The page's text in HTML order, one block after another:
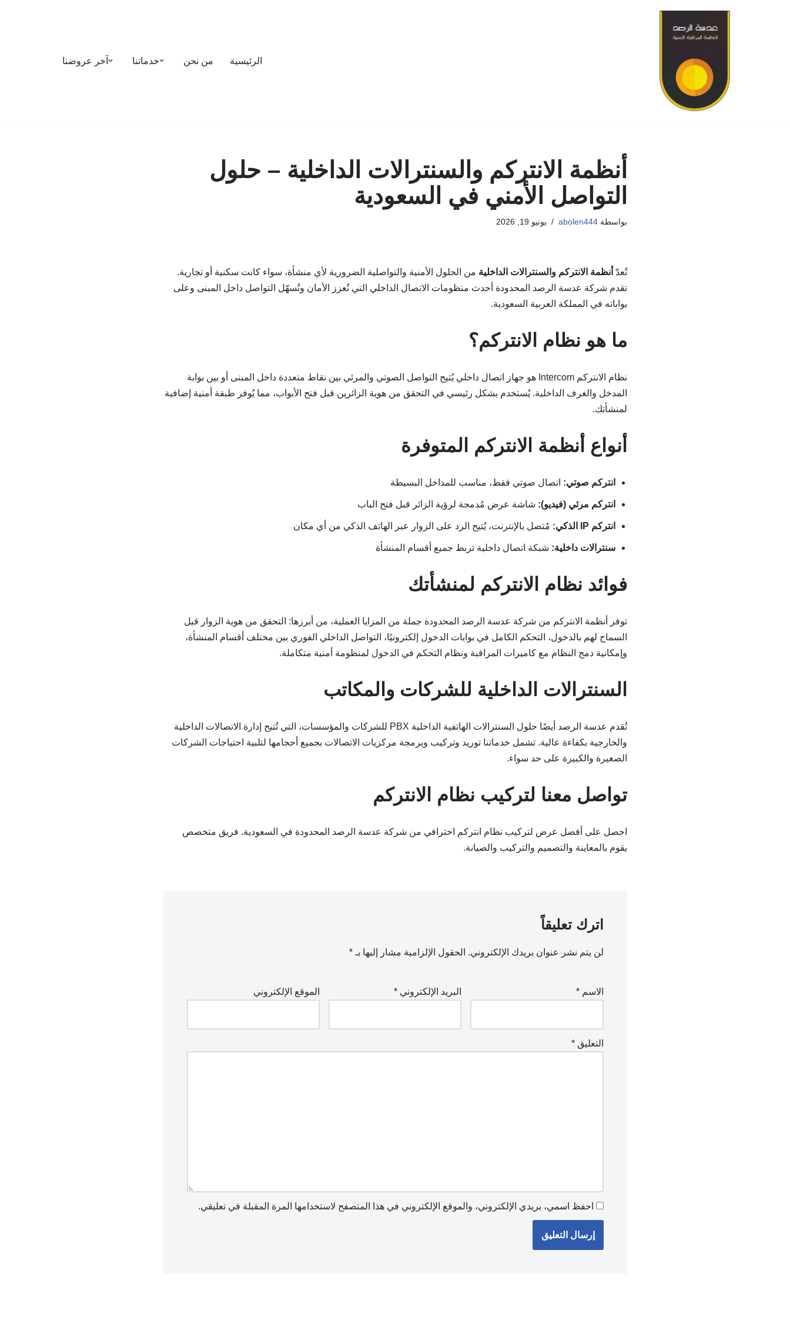
الرئيسية من نحن خدماتنا آخر عروضنا
أنظمة الانتركم والسنترالات الداخلية – حلول
التواصل الأمني في السعودية
بواسطةabolen444 يونيو 19, 2026
تُعدّ أنظمة الانتركم والسنترالات الداخلية من الحلول الأمنية والتواصلية الضرورية لأي منشأة، سواء كانت سكنية أو تجارية.
تقدم شركة عدسة الرصد المحدودة أحدث منظومات الاتصال الداخلي التي تُعزز الأمان وتُسهّل التواصل داخل المبنى وعلى
بواباته في المملكة العربية السعودية.
ما هو نظام الانتركم؟
نظام الانتركم Intercom هو جهاز اتصال داخلي يُتيح التواصل الصوتي والمرئي بين نقاط متعددة داخل المبنى أو بين بوابة
المدخل والغرف الداخلية. يُستخدم بشكل رئيسي في التحقق من هوية الزائرين قبل فتح الأبواب، مما يُوفر طبقة أمنية إضافية
لمنشأتك.
أنواع أنظمة الانتركم المتوفرة
انتركم صوتي: اتصال صوتي فقط، مناسب للمداخل البسيطة
انتركم مرئي (فيديو): شاشة عرض مُدمجة لرؤية الزائر قبل فتح الباب
انتركم IP الذكي: مُتصل بالإنترنت، يُتيح الرد على الزوار عبر الهاتف الذكي من أي مكان
سنترالات داخلية: شبكة اتصال داخلية تربط جميع أقسام المنشأة
فوائد نظام الانتركم لمنشأتك
توفر أنظمة الانتركم من شركة عدسة الرصد المحدودة جملة من المزايا العملية، من أبرزها: التحقق من هوية الزوار قبل
السماح لهم بالدخول، التحكم الكامل في بوابات الدخول إلكترونيًا، التواصل الداخلي الفوري بين مختلف أقسام المنشأة،
وإمكانية دمج النظام مع كاميرات المراقبة ونظام التحكم في الدخول لمنظومة أمنية متكاملة.
السنترالات الداخلية للشركات والمكاتب
تُقدم عدسة الرصد أيضًا حلول السنترالات الهاتفية الداخلية PBX للشركات والمؤسسات، التي تُتيح إدارة الاتصالات الداخلية
والخارجية بكفاءة عالية. تشمل خدماتنا توريد وتركيب وبرمجة مركزيات الاتصالات بجميع أحجامها لتلبية احتياجات الشركات
الصغيرة والكبيرة على حد سواء.
تواصل معنا لتركيب نظام الانتركم
احصل على أفضل عرض لتركيب نظام انتركم احترافي من شركة عدسة الرصد المحدودة في السعودية. فريق متخصص
يقوم بالمعاينة والتصميم والتركيب والصيانة.
اترك تعليقاً
لن يتم نشر عنوان بريدك الإلكتروني. الحقول الإلزامية مشار إليها بـ*
الاسم* البريد الإلكتروني * الموقع الإلكتروني
التعليق*
احفظ اسمي، بريدي الإلكتروني، والموقع الإلكتروني في هذا المتصفح لاستخدامها المرة المقبلة في تعليقي.